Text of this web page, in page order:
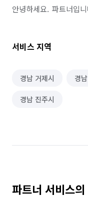
안녕하세요.  파트너입
서비스 지역
경남 거제시 경
경남 진주시
파트너 서비스